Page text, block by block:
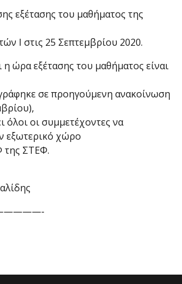
εξέτασης του μαθήματος της
Ι στις 25 Σεπτεμβρίου 2020.
η ώρα εξέτασης του μαθήματος είναι
σε προηγούμενη ανακοίνωση
όλοι οι συμμετέχοντες να
εξωτερικό χώρο
ΣΤΕΦ.
——-